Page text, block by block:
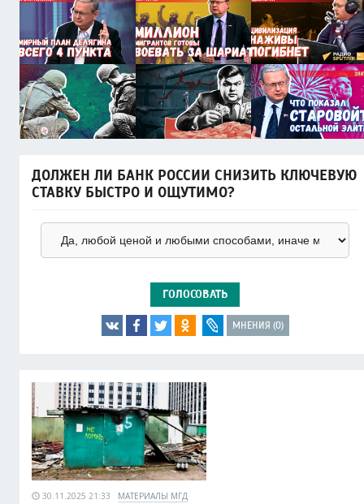
ДОЛЖЕН ЛИ БАНК РОССИИ СНИЗИТЬ КЛЮЧЕВУЮ
СТАВКУ БЫСТРО И ОЩУТИМО?
ГОЛОСОВАТЬ
МНЕНИЯ (0)
30.11.2025 21:33 МАТЕРИАЛЫ МГД